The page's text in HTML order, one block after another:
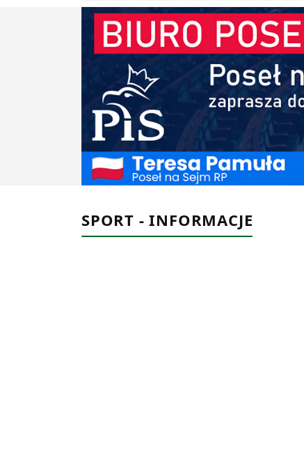
SPORT - INFORMACJE